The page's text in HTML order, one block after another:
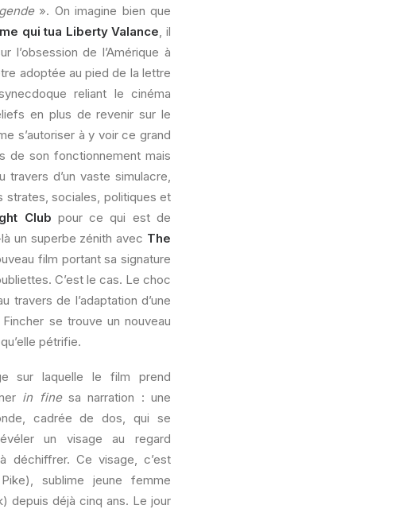
». On imagine bien que
qui tua Liberty Valance, il
de l’Amérique à
adoptée au pied de la lettre
reliant le cinéma
en plus de revenir sur le
s’autoriser à y voir ce grand
de son fonctionnement mais
d’un vaste simulacre,
strates, sociales, politiques et
Club pour ce qui est de
un superbe zénith avec The
film portant sa signature
C’est le cas. Le choc
travers de l’adaptation d’une
se trouve un nouveau
pétrifie.
sur laquelle le film prend
in finesa narration : une
cadrée de dos, qui se
un visage au regard
déchiffrer. Ce visage, c’est
sublime jeune femme
depuis déjà cinq ans. Le jour